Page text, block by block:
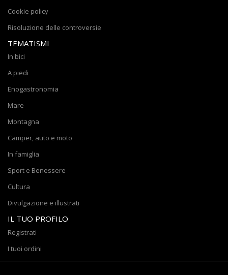
Cookie policy
Risoluzione delle controversie
TEMATISMI
In bici
A piedi
Enogastronomia
Mare
Montagna
Camper, auto e moto
In famiglia
Sport e Benessere
Cultura
Divulgazione e illustrati
IL TUO PROFILO
Registrati
I tuoi ordini